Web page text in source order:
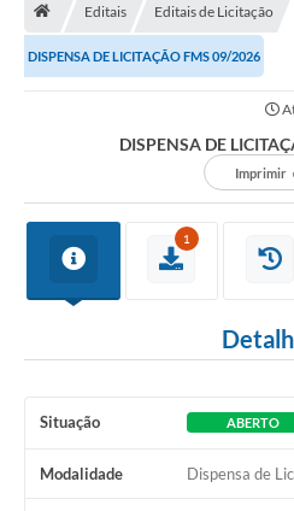
Editais Editais de Licitação
DISPENSA DE LICITAÇÃO FMS 09/2026
DISPENSA DE
Imprimir
1
Situação ABERTO
Modalidade Dispensa de